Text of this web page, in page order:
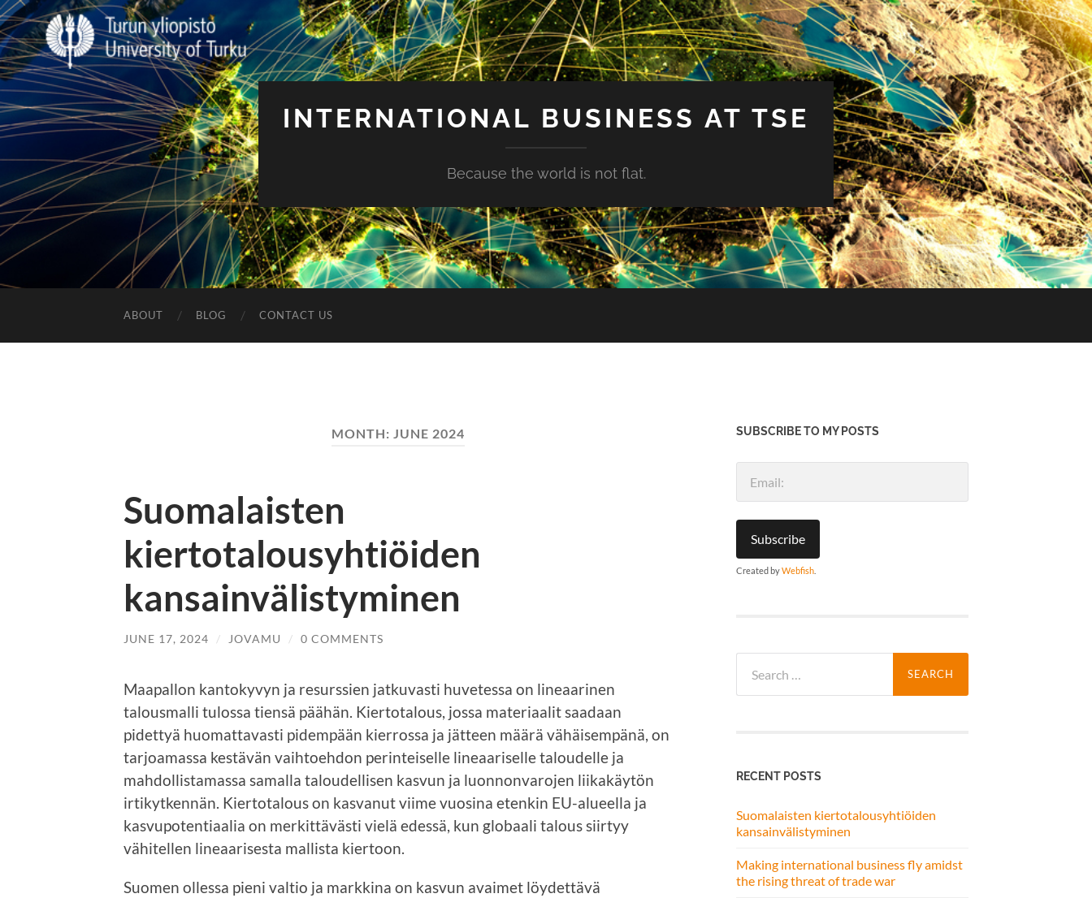
INTERNATIONAL BUSINESS AT TSE
Because the world is not flat.
ABOUT BLOG CONTACT US
MONTH: JUNE 2024
Suomalaisten
kiertotalousyhtiöiden
kansainvälistyminen
JUNE 17, 2024 / JOVAMU / 0 COMMENTS
Maapallon kantokyvyn ja resurssien jatkuvasti huvetessa on lineaarinen
talousmalli tulossa tiensä päähän. Kiertotalous, jossa materiaalit saadaan
pidettyä huomattavasti pidempään kierrossa ja jätteen määrä vähäisempänä, on
tarjoamassa kestävän vaihtoehdon perinteiselle lineaariselle taloudelle ja
mahdollistamassa samalla taloudellisen kasvun ja luonnonvarojen liikakäytön
irtikytkennän. Kiertotalous on kasvanut viime vuosina etenkin EU-alueella ja
kasvupotentiaalia on merkittävästi vielä edessä, kun globaali talous siirtyy
vähitellen lineaarisesta mallista kiertoon.
Suomen ollessa pieni valtio ja markkina on kasvun avaimet löydettävä
SUBSCRIBE TO MY POSTS
Created byWebfish
for:
RECENT POSTS
Suomalaisten kiertotalousyhtiöiden
kansainvälistyminen
Making international business fly amidst
the rising threat of trade war